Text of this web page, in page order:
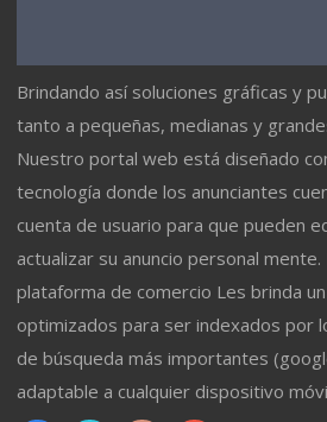
Brindando así soluciones gráficas y
tanto a pequeñas, medianas y
Nuestro portal web está diseñado
tecnología donde los anunciantes
cuenta de usuario para que pueden
actualizar su anuncio personal
plataforma de comercio Les brinda
optimizados para ser indexados por
de búsqueda más importantes
adaptable a cualquier dispositivo